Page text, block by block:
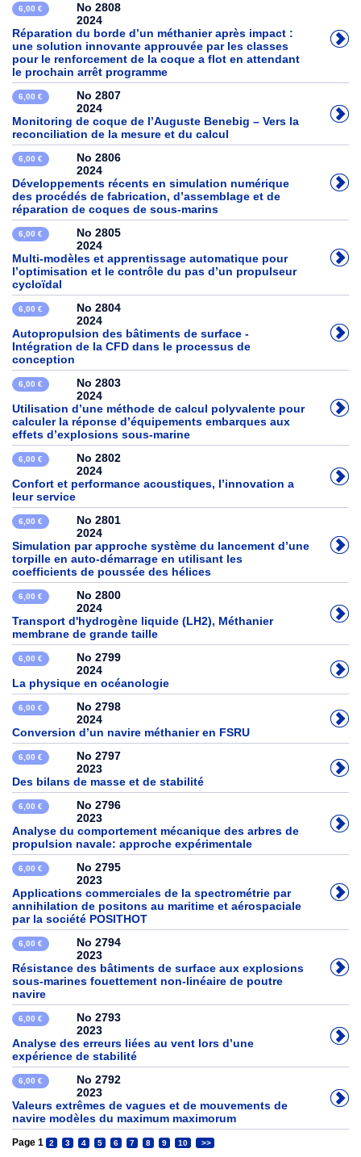
6,00 €
No 2808
2024
Réparation du borde d’un méthanier après impact :
une solution innovante approuvée par les classes
pour le renforcement de la coque a flot en attendant
le prochain arrêt programme
6,00 €
No 2807
2024
Monitoring de coque de l’Auguste Benebig – Vers la
reconciliation de la mesure et du calcul
6,00 €
No 2806
2024
Développements récents en simulation numérique
des procédés de fabrication, d’assemblage et de
réparation de coques de sous-marins
6,00 €
No 2805
2024
Multi-modèles et apprentissage automatique pour
l’optimisation et le contrôle du pas d’un propulseur
cycloïdal
6,00 €
No 2804
2024
Autopropulsion des bâtiments de surface -
Intégration de la CFD dans le processus de
conception
6,00 €
No 2803
2024
Utilisation d’une méthode de calcul polyvalente pour
calculer la réponse d’équipements embarques aux
effets d’explosions sous-marine
6,00 €
No 2802
2024
Confort et performance acoustiques, l’innovation a
leur service
6,00 €
No 2801
2024
Simulation par approche système du lancement d’une
torpille en auto-démarrage en utilisant les
coefficients de poussée des hélices
6,00 €
No 2800
2024
Transport d'hydrogène liquide (LH2), Méthanier
membrane de grande taille
6,00 €
No 2799
2024
La physique en océanologie
6,00 €
No 2798
2024
Conversion d’un navire méthanier en FSRU
6,00 €
No 2797
2023
Des bilans de masse et de stabilité
6,00 €
No 2796
2023
Analyse du comportement mécanique des arbres de
propulsion navale: approche expérimentale
6,00 €
No 2795
2023
Applications commerciales de la spectrométrie par
annihilation de positons au maritime et aérospaciale
par la société POSITHOT
6,00 €
No 2794
2023
Résistance des bâtiments de surface aux explosions
sous-marines fouettement non-linéaire de poutre
navire
6,00 €
No 2793
2023
Analyse des erreurs liées au vent lors d’une
expérience de stabilité
6,00 €
No 2792
2023
Valeurs extrêmes de vagues et de mouvements de
navire modèles du maximum maximorum
Page 1 2 3 4 5 6 7 8 9 10 >>